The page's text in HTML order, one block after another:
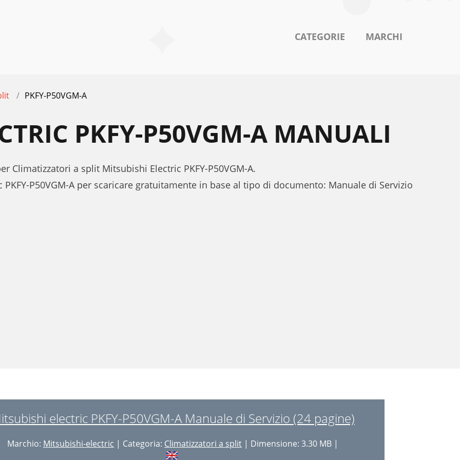
CATEGORIE MARCHI
PKFY-P50VGM-A
PKFY-P50VGM-A MANUALI
a split Mitsubishi Electric PKFY-P50VGM-A.
P50VGM-A per scaricare gratuitamente in base al tipo di documento: Manuale di Servizio
electric PKFY-P50VGM-A Manuale di Servizio (24 pagine)
Marchio: Mitsubishi-electric | Categoria: Climatizzatori a split | Dimensione: 3.30 MB |